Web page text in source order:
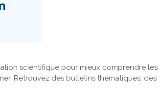
scientifique pour mieux comprendre les
Retrouvez des bulletins thématiques, des